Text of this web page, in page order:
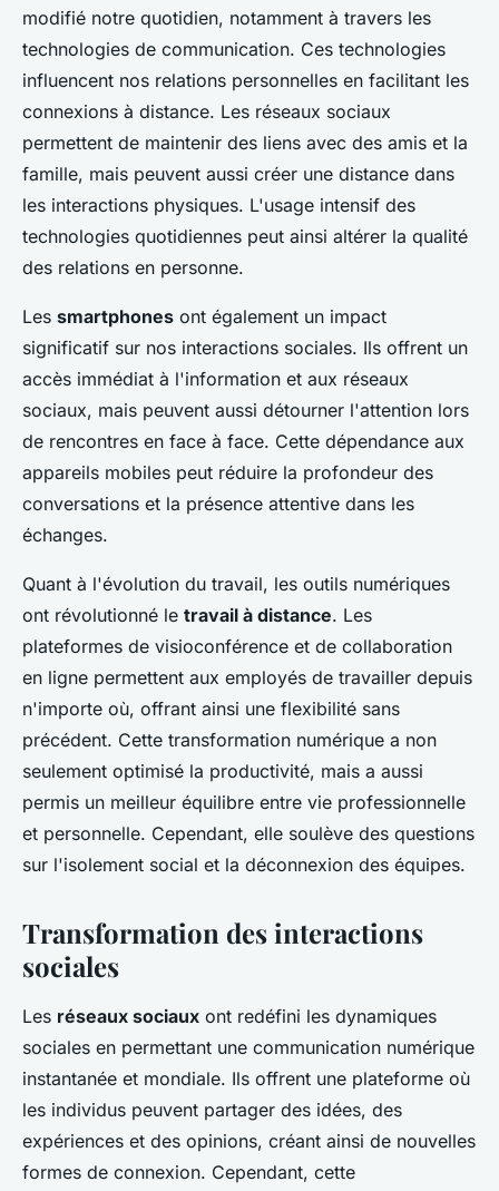
modifié notre quotidien, notamment à travers les
technologies de communication. Ces technologies
influencent nos relations personnelles en facilitant les
connexions à distance. Les réseaux sociaux
permettent de maintenir des liens avec des amis et la
famille, mais peuvent aussi créer une distance dans
les interactions physiques. L'usage intensif des
technologies quotidiennes peut ainsi altérer la qualité
des relations en personne.
Les smartphones ont également un impact
significatif sur nos interactions sociales. Ils offrent un
accès immédiat à l'information et aux réseaux
sociaux, mais peuvent aussi détourner l'attention lors
de rencontres en face à face. Cette dépendance aux
appareils mobiles peut réduire la profondeur des
conversations et la présence attentive dans les
échanges.
Quant à l'évolution du travail, les outils numériques
ont révolutionné le travail à distance. Les
plateformes de visioconférence et de collaboration
en ligne permettent aux employés de travailler depuis
n'importe où, offrant ainsi une flexibilité sans
précédent. Cette transformation numérique a non
seulement optimisé la productivité, mais a aussi
permis un meilleur équilibre entre vie professionnelle
et personnelle. Cependant, elle soulève des questions
sur l'isolement social et la déconnexion des équipes.
Transformation des interactions
sociales
Les réseaux sociaux ont redéfini les dynamiques
sociales en permettant une communication numérique
instantanée et mondiale. Ils offrent une plateforme où
les individus peuvent partager des idées, des
expériences et des opinions, créant ainsi de nouvelles
formes de connexion. Cependant, cette